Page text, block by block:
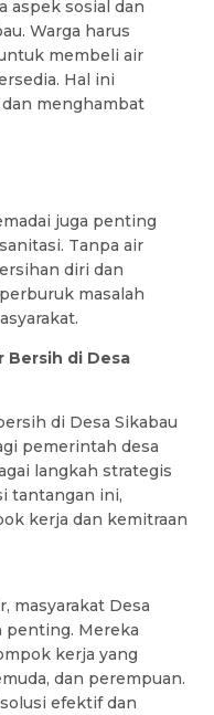
aspek sosial dan
Warga harus
membeli air
Hal ini
menghambat
juga penting
Tanpa air
diri dan
masalah
Bersih di Desa
di Desa Sikabau
pemerintah desa
langkah strategis
tantangan ini,
kerja dan kemitraan
masyarakat Desa
penting. Mereka
kerja yang
dan perempuan.
efektif dan